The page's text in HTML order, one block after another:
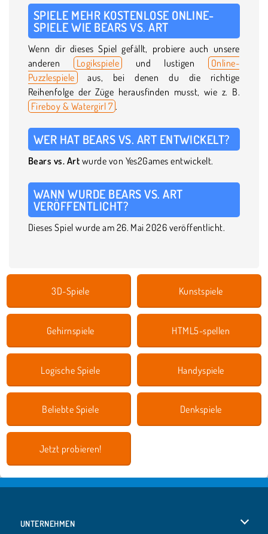
SPIELE MEHR KOSTENLOSE ONLINE-
SPIELE WIE BEARS VS. ART
Wenn dir dieses Spiel gefällt, probiere auch unsere
anderen
Logikspiele und lustigen
Online-
Puzzlespiele aus, bei denen du die richtige
Reihenfolge der Züge herausfinden musst, wie z. B.
Fireboy & Watergirl 7 .
WER HAT BEARS VS. ART ENTWICKELT?
Bears vs. Art wurde von Yes2Games entwickelt.
WANN WURDE BEARS VS. ART
VERÖFFENTLICHT?
Dieses Spiel wurde am 26. Mai 2026 veröffentlicht.
3D-Spiele Kunstspiele
Gehirnspiele HTML5-spellen
Logische Spiele Handyspiele
Beliebte Spiele Denkspiele
Jetzt probieren!
UNTERNEHMEN